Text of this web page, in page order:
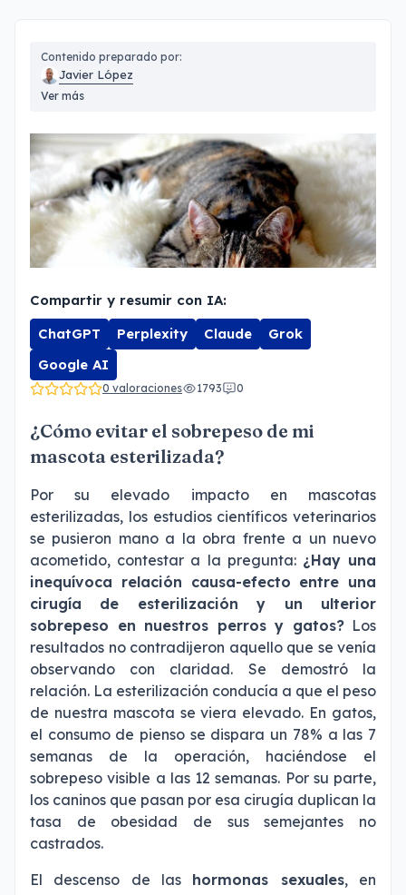
Contenido preparado por:
Javier López
Ver más
Compartir y resumir con IA:
ChatGPT
Perplexity Claude
Grok
Google AI
0 valoraciones 1793 0
¿Cómo evitar el sobrepeso de mi
mascota esterilizada?
Por su elevado impacto en mascotas
esterilizadas, los estudios científicos veterinarios
se pusieron mano a la obra frente a un nuevo
acometido, contestar a la pregunta: ¿Hay una
inequívoca relación causa-efecto entre una
cirugía de esterilización y un ulterior
sobrepeso en nuestros perros y gatos?Los
resultados no contradijeron aquello que se venía
observando con claridad. Se demostró la
relación. La esterilización conducía a que el peso
de nuestra mascota se viera elevado. En gatos,
el consumo de pienso se dispara un 78% a las 7
semanas de la operación, haciéndose el
sobrepeso visible a las 12 semanas. Por su parte,
los caninos que pasan por esa cirugía duplican la
tasa de obesidad de sus semejantes no
castrados.
El descenso de las hormonas sexuales, en